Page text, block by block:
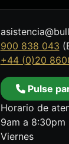
900 838 043
+44 (0)20
Pulse
Horario de
9am a 8:30pm
Viernes